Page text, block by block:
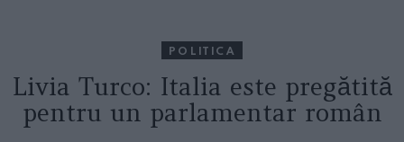
POLITICA
Livia Turco: Italia este pregătită
pentru un parlamentar român